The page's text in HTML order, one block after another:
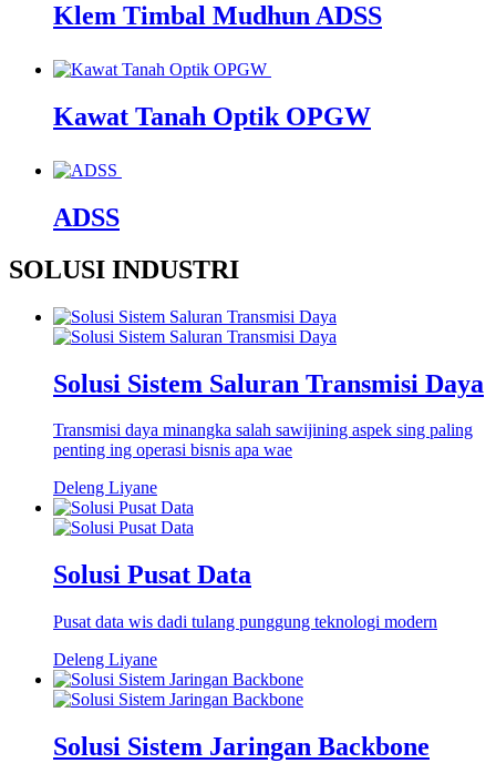
Klem Timbal Mudhun ADSS
Kawat Tanah Optik OPGW
ADSS
SOLUSI INDUSTRI
Solusi Sistem Saluran Transmisi Daya
Transmisi daya minangka salah sawijining aspek sing paling
penting ing operasi bisnis apa wae
Deleng Liyane
Solusi Pusat Data
Pusat data wis dadi tulang punggung teknologi modern
Deleng Liyane
Solusi Sistem Jaringan Backbone